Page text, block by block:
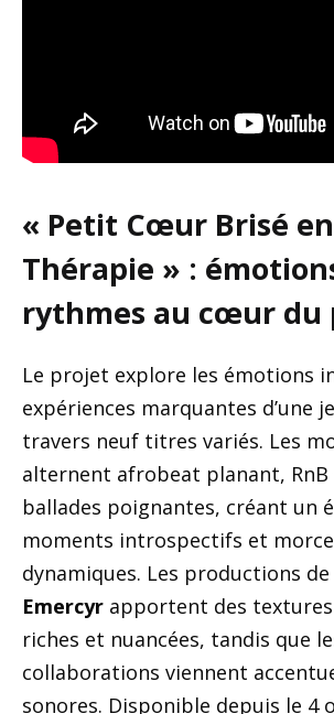
« Petit Cœur Brisé en
Thérapie » :
rythmes au cœur du
Le projet explore les émotions
expériences marquantes d’une
travers neuf titres variés. Les
alternent afrobeat planant, RnB
ballades poignantes, créant un
moments introspectifs et
dynamiques. Les productions de
Emercyr apportent des
riches et nuancées, tandis que
collaborations viennent
sonores. Disponible depuis le 4